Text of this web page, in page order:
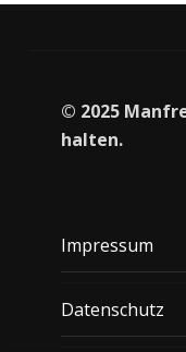
© 2025
hal­ten.
Impressum
Datenschutz